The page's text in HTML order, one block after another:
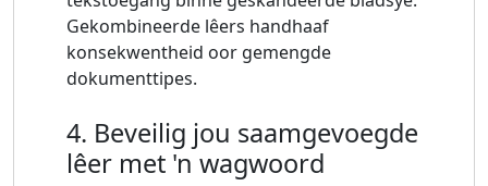
Gekombineerde lêers handhaaf
konsekwentheid oor gemengde
dokumenttipes.
4. Beveilig jou saamgevoegde
lêer met 'n wagwoord